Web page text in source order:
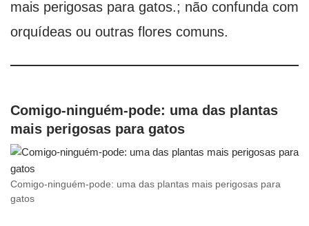
mais perigosas para gatos.; não confunda com
orquídeas ou outras flores comuns.
Comigo-ninguém-pode: uma das plantas
mais perigosas para gatos
Comigo-ninguém-pode: uma das plantas mais perigosas para
gatos